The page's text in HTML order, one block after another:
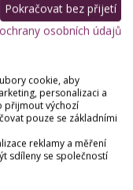
Králové
Objednejte si
Budete mít jistotu, že
vybrané pobočce…
Lhota Pod
Pokračovat bez přijetí
osobních údajů
cookie, aby
personalizaci a
přijmout výchozí
pouze se základními
reklamy a měření
sdíleny se společností